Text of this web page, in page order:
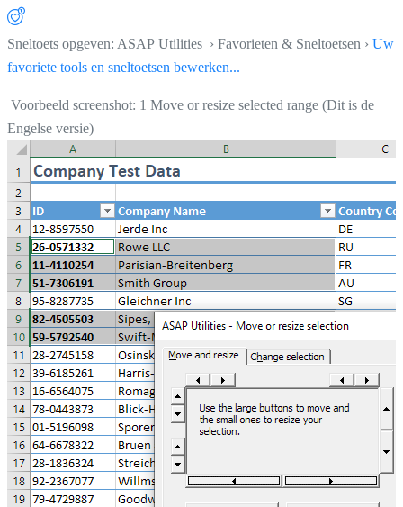
Sneltoets opgeven: ASAP Utilities › Favorieten & Sneltoetsen › Uw
favoriete tools en sneltoetsen bewerken...
Voorbeeld screenshot: 1 Move or resize selected range (Dit is de
Engelse versie)